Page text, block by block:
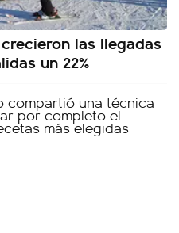
las llegadas
un 22%